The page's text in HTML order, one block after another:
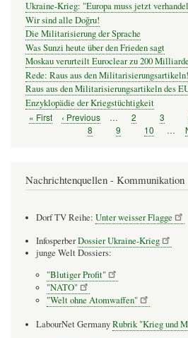
Ukraine-Krieg: "Europa muss jetzt
Wir sind alle Doğru!
Die Militarisierung der Sprache
Was Sunzi heute über den Frieden sagt
Moskau verurteilt Euroclear zu 200
Rede: Raus aus den
Raus aus den Militarisierungsartikeln des
Enzyklopädie der Kriegstüchtigkeit
Seitennummerierung
Erste
« First
Vorherige
‹ Previous … Seite
2 Seite
3
Seite
8 Seite
9 Seite
10 …
Nachrichtenquellen - Kommunikation
Dorf TV Reihe: Unter weisser Flagge
InfosperberDossier Ukraine-Krieg
junge Welt Dossiers:
"Blutiger Profit"
"NATO"
"Welt ohne Atomwaffen"
LabourNet GermanyRubrik "Krieg und